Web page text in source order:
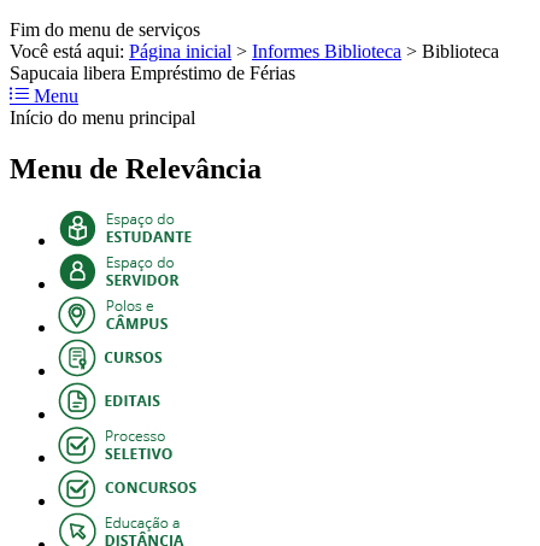
Fim do menu de serviços
Você está aqui: Página inicial > Informes Biblioteca > Biblioteca
Sapucaia libera Empréstimo de Férias
Menu
Início do menu principal
Menu de Relevância